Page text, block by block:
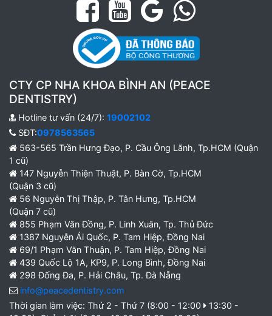
CTY CP NHA KHOA BÌNH AN (PEACE
DENTISTRY)
Hotline tư vấn (24/7): 19002102
SĐT:0978563565
563-565 Trần Hưng Đạo, P. Cầu Ông Lãnh, Tp.HCM (Quận
1 cũ)
147 Nguyễn Thiện Thuật, P. Bàn Cờ, Tp.HCM
(Quận 3 cũ)
56 Nguyễn Thị Thập, P. Tân Hưng, Tp.HCM
(Quận 7 cũ)
855 Phạm Văn Đồng, P. Linh Xuân, Tp. Thủ Đức
1387 Nguyễn Ái Quốc, P. Tam Hiệp, Đồng Nai
69/1 Phạm Văn Thuận, P. Tam Hiệp, Đồng Nai
439 Quốc Lộ 1A, KP9, P. Long Bình, Đồng Nai
298 Đống Đa, P. Hải Châu, Tp. Đà Nẵng
info@peacedentistry.com
Thời gian làm việc: Thứ 2 - Thứ 7 (8:00 - 12:00
13:30 -